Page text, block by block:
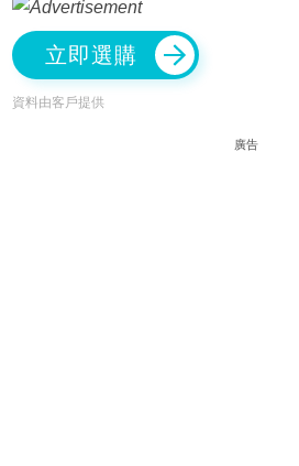
立即選購
資料由客戶提供
廣告